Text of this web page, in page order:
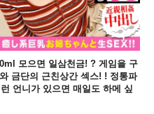
모으면 일삼천금! ? 게임을 구
금단의 근친상간 섹스! ! 정통파
언니가 있으면 매일도 하메 싶